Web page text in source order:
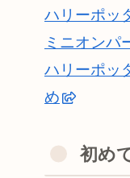
ハリーポッ
ミニオンパ
ハリーポッ
め
初め